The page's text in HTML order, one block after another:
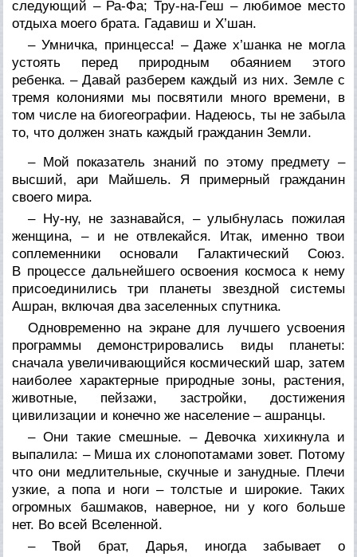
следующий – Ра-Фа; Тру-на-Геш – любимое место
отдыха моего брата. Гадавиш и Х’шан.
– Умничка, принцесса! – Даже х’шанка не могла
устоять перед природным обаянием этого
ребенка. – Давай разберем каждый из них. Земле с
тремя колониями мы посвятили много времени, в
том числе на биогеографии. Надеюсь, ты не забыла
то, что должен знать каждый гражданин Земли.
– Мой показатель знаний по этому предмету –
высший, ари Майшель. Я примерный гражданин
своего мира.
– Ну-ну, не зазнавайся, – улыбнулась пожилая
женщина, – и не отвлекайся. Итак, именно твои
соплеменники основали Галактический Союз.
В процессе дальнейшего освоения космоса к нему
присоединились три планеты звездной системы
Ашран, включая два заселенных спутника.
Одновременно на экране для лучшего усвоения
программы демонстрировались виды планеты:
сначала увеличивающийся космический шар, затем
наиболее характерные природные зоны, растения,
животные, пейзажи, застройки, достижения
цивилизации и конечно же население – ашранцы.
– Они такие смешные. – Девочка хихикнула и
выпалила: – Миша их слонопотамами зовет. Потому
что они медлительные, скучные и занудные. Плечи
узкие, а попа и ноги – толстые и широкие. Таких
огромных башмаков, наверное, ни у кого больше
нет. Во всей Вселенной.
– Твой брат, Дарья, иногда забывает о